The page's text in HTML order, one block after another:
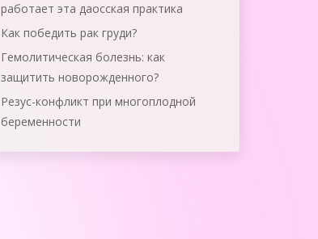
работает эта даосская практика
Как победить рак груди?
Гемолитическая болезнь: как
защитить новорожденного?
Резус-конфликт при многоплодной
беременности